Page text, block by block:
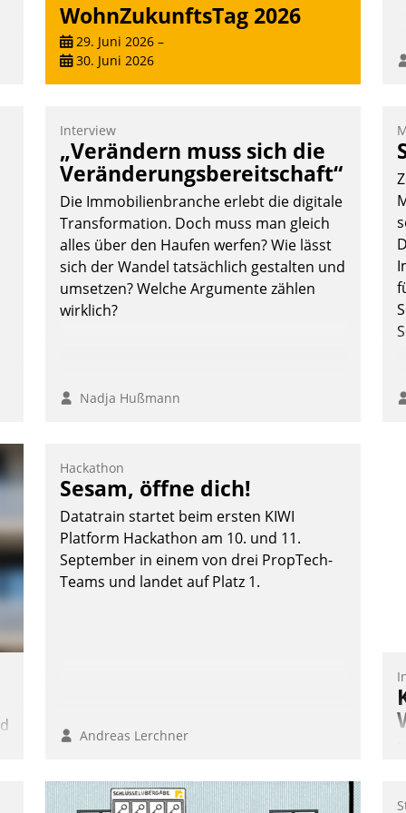
WohnZukunftsTag 2026
29. Juni 2026 –
30. Juni 2026
Interview
„Verändern muss sich die
Veränderungsbereitschaft“
Die Immobilienbranche erlebt die digitale
Transformation. Doch muss man gleich
alles über den Haufen werfen? Wie lässt
sich der Wandel tatsächlich gestalten und
umsetzen? Welche Argumente zählen
wirklich?
Nadja Hußmann
Hackathon
Sesam, öffne dich!
Datatrain startet beim ersten KIWI
Platform Hackathon am 10. und 11.
September in einem von drei PropTech-
Teams und landet auf Platz 1.
Andreas Lerchner